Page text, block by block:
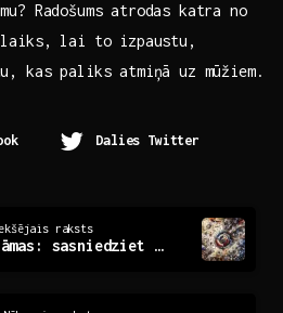
Radošums atrodas katra no
laiks, lai to izpaustu,
kas paliks atmiņā uz mūžiem.
Dalies Twitter
raksts
LinkedIn reklāmas: sasniedziet mērķauditoriju efektīvi